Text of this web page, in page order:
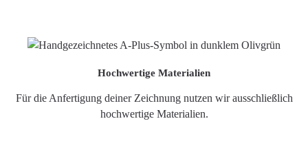
Hochwertige Materialien
Für die Anfertigung deiner Zeichnung nutzen wir ausschließlich
hochwertige Materialien.